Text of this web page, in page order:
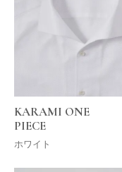
KARAMI ONE
PIECE
ホワイト